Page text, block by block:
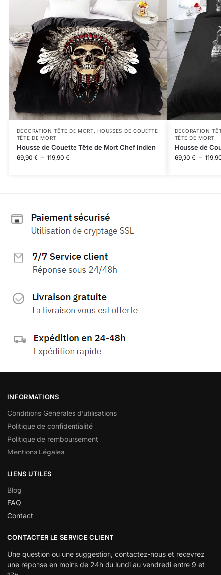
DÉCORATION TÊTE DE MORT,HOUSSES DE COUETTE
TÊTE DE MORT
Housse de Couette Tête de Mort Chef Indien
69,90 € – 119,90 €
DÉCORATION
TÊTE DE MORT
Housse de
69,90 € –
INFORMATIONS
Conditions Générales d’utilisations
Politique de confidentialité
Politique de remboursement
Mentions Légales
LIENS UTILES
Blog
FAQ
Contact
CONTACTER LE SERVICE CLIENT
Une question ou une suggestion, contactez-nous et recevrez
une réponse en moins de 24h du lundi au vendredi entre 9 et